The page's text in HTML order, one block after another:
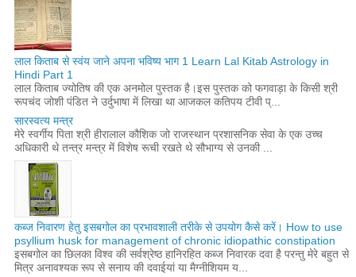
लाल किताब से स्वंय जाने अपना भविष्य भाग 1 Learn Lal Kitab Astrology in
Hindi Part 1
लाल किताब ज्योतिष की एक अनमोल पुस्तक है।इस पुस्तक को फगवाड़ा के किसी श्री
रूपचंद जोशी पंडित ने उर्दुभाषा में लिखा था आजकल कतिपय टीवी प्...
सारस्वत्य मन्त्र
मेरे स्वर्गीय पिता श्री हीरालाल कौशिक जो राजस्थान प्रशासनिक सेवा के एक उच्च
अधिकारी थे तन्त्र मन्त्र में विशेष रूची रखते थे सौभाग्य से उनकी ...
कब्ज निवारण हेतु इसबगोल का प्रभावशाली तरीके से उपयोग कैसे करें। How to use
psyllium husk for management of chronic idiopathic constipation
इसबगोल का छिलका विश्व की सर्वश्रेष्ठ हानिरहित कब्ज निवारक दवा है परन्तु मेरे बहुत से
मित्र अनावश्यक रूप से सनाय की दवाईयां या मैग्नीशियम य...